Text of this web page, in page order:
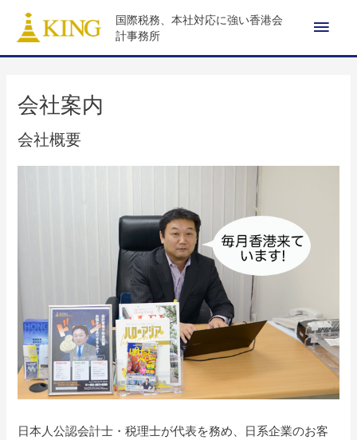
を
国際税務、本社対応に強い香港会
計事務所
メ
イ
ニ
ー
会社案内
会社概要
日本人公認会計士・税理士が代表を務め、日系企業のお客